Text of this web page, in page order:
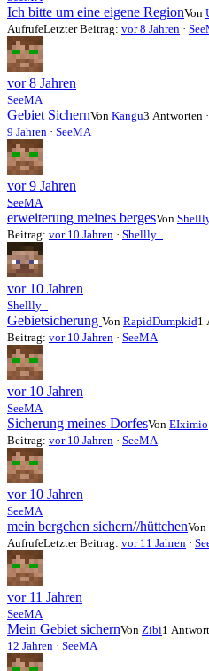
Ich bitte um eine eigene RegionVon
AufrufeLetzter Beitrag: vor 8 Jahren ·
vor 8 Jahren
SeeMA
Gebiet SichernVon Kangu3 Antworten
9 Jahren · SeeMA
vor 9 Jahren
SeeMA
erweiterung meines bergesVon
Beitrag: vor 10 Jahren · Shellly_
vor 10 Jahren
Shellly_
Gebietsicherung Von RapidDumpkid1
Beitrag: vor 10 Jahren · SeeMA
vor 10 Jahren
SeeMA
Sicherung meines DorfesVon EIximio
Beitrag: vor 10 Jahren · SeeMA
vor 10 Jahren
SeeMA
mein bergchen sichern//hüttchenVon
AufrufeLetzter Beitrag: vor 11 Jahren ·
vor 11 Jahren
SeeMA
Mein Gebiet sichernVon Zibi1
12 Jahren · SeeMA